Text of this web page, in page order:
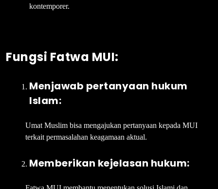
kontemporer.
Fungsi Fatwa MUI:
Menjawab pertanyaan hukum
Islam:
Umat Muslim bisa mengajukan pertanyaan kepada MUI
terkait permasalahan keagamaan aktual.
Memberikan kejelasan hukum: